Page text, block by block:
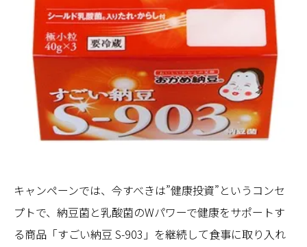
キャンペーンでは、今すべきは”健康投資”というコンセ
プトで、納豆菌と乳酸菌のWパワーで健康をサポートす
る商品「すごい納豆 S-903」を継続して食事に取り入れ